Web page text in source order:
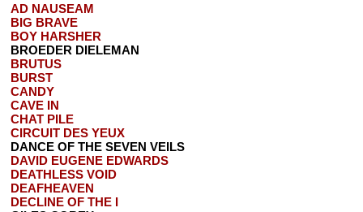
AD NAUSEAM
BIG BRAVE
BOY HARSHER
BROEDER DIELEMAN
BRUTUS
BURST
CANDY
CAVE IN
CHAT PILE
CIRCUIT DES YEUX
DANCE OF THE SEVEN VEILS
DAVID EUGENE EDWARDS
DEATHLESS VOID
DEAFHEAVEN
DECLINE OF THE I